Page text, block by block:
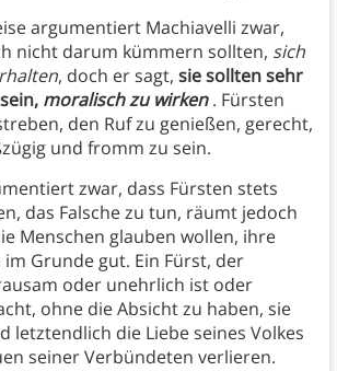
argumentiert Machiavelli zwar,
nicht darum kümmern sollten, sich
, doch er sagt, sie sollten sehr
moralisch zu wirken. Fürsten
den Ruf zu genießen, gerecht,
und fromm zu sein.
zwar, dass Fürsten stets
das Falsche zu tun, räumt jedoch
Menschen glauben wollen, ihre
Grunde gut. Ein Fürst, der
oder unehrlich ist oder
ohne die Absicht zu haben, sie
letztendlich die Liebe seines Volkes
seiner Verbündeten verlieren.